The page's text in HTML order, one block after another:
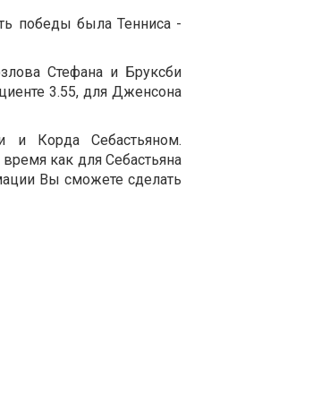
победы была Тенниса -
Стефана и Бруксби
3.55, для Дженсона
и Корда Себастьяном.
как для Себастьяна
Вы сможете сделать